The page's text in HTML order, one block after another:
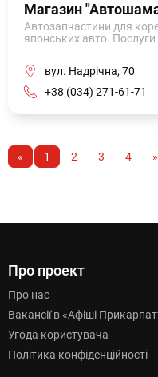
Магазин
Автозапчастини для
японських авто.
вул. Надрічна, 70
+38 (034) 271-61-71
« 1 2 3 4 »
Про проект
Про нас
Вакансії в «Афіші
Угода користувача
Політика конфіденційності